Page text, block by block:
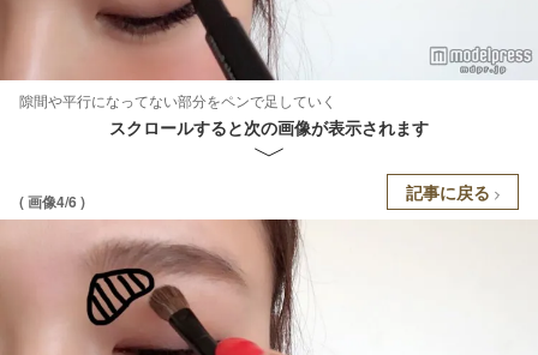
隙間や平行になってない部分をペンで足していく
スクロールすると次の画像が表示されます
( 画像4/6 ) 記事に戻る